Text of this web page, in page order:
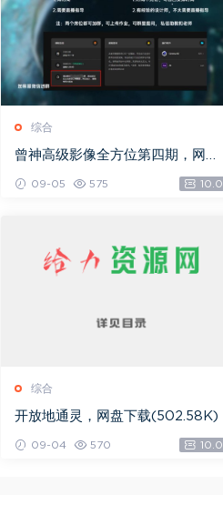
综合
曾神高级影像全方位第四期，网盘
09-05 575 10.0
综合
开放地通灵，网盘下载(502.58K)
09-04 570 10.0